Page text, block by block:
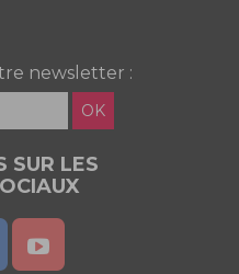
newsletter :
OK
SUR LES